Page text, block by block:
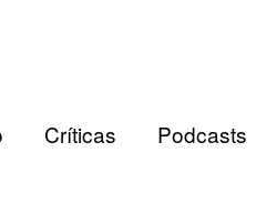
Críticas Podcasts